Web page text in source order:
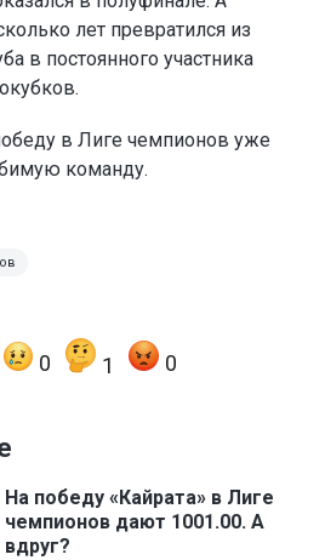
лет превратился из
в постоянного участника
в Лиге чемпионов уже
команду.
0 1 0
На победу «Кайрата» в Лиге
чемпионов дают 1001.00. А
вдруг?